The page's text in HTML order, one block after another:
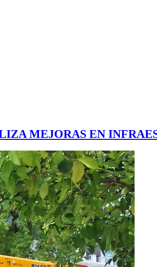
MEJORAS EN